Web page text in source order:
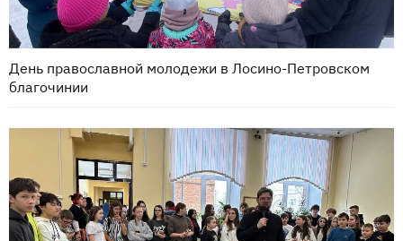
День православной молодежи в Лосино-Петровском
благочинии